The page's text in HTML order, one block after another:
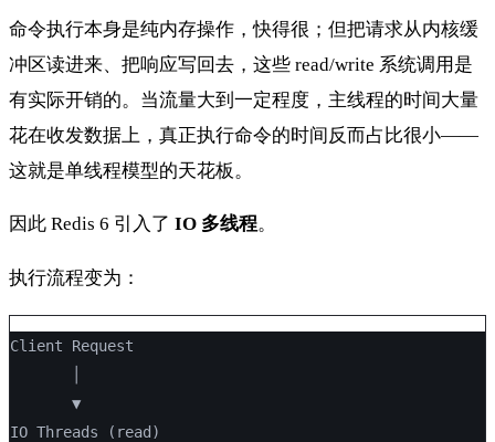
命令执行本身是纯内存操作，快得很；但把请求从内核缓
冲区读进来、把响应写回去，这些 read/write 系统调用是
有实际开销的。当流量大到一定程度，主线程的时间大量
花在收发数据上，真正执行命令的时间反而占比很小——
这就是单线程模型的天花板。
因此 Redis 6 引入了 IO 多线程。
执行流程变为：
Client Request
       ▼
IO Threads (read)